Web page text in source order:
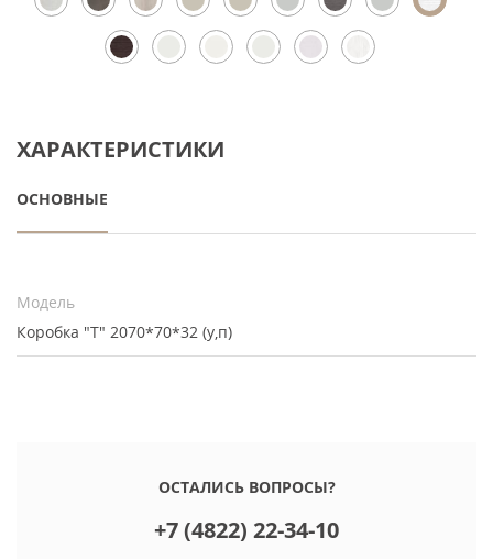
ХАРАКТЕРИСТИКИ
ОСНОВНЫЕ
Модель
Коробка "Т" 2070*70*32 (у,п)
ОСТАЛИСЬ ВОПРОСЫ?
+7 (4822) 22-34-10